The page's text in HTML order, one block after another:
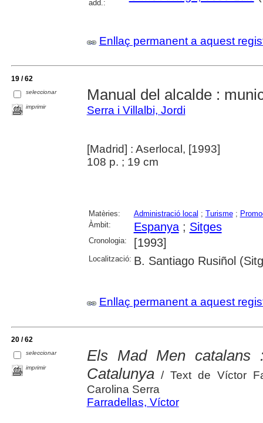
add.:
Enllaç permanent a aquest
19 / 62
seleccionar
imprimir
Manual del alcalde :
Serra i Villalbi, Jordi
[Madrid] : Aserlocal, [1993]
108 p. ; 19 cm
Matèries: Administració local ; Turisme;
Àmbit:
Espanya; Sitges
Cronologia: [1993]
Localització: B. Santiago Rusiñol
Enllaç permanent a aquest
20 / 62
seleccionar
imprimir
Els Mad Men
Catalunya/ Text de Víctor
Carolina Serra
Farradellas, Víctor